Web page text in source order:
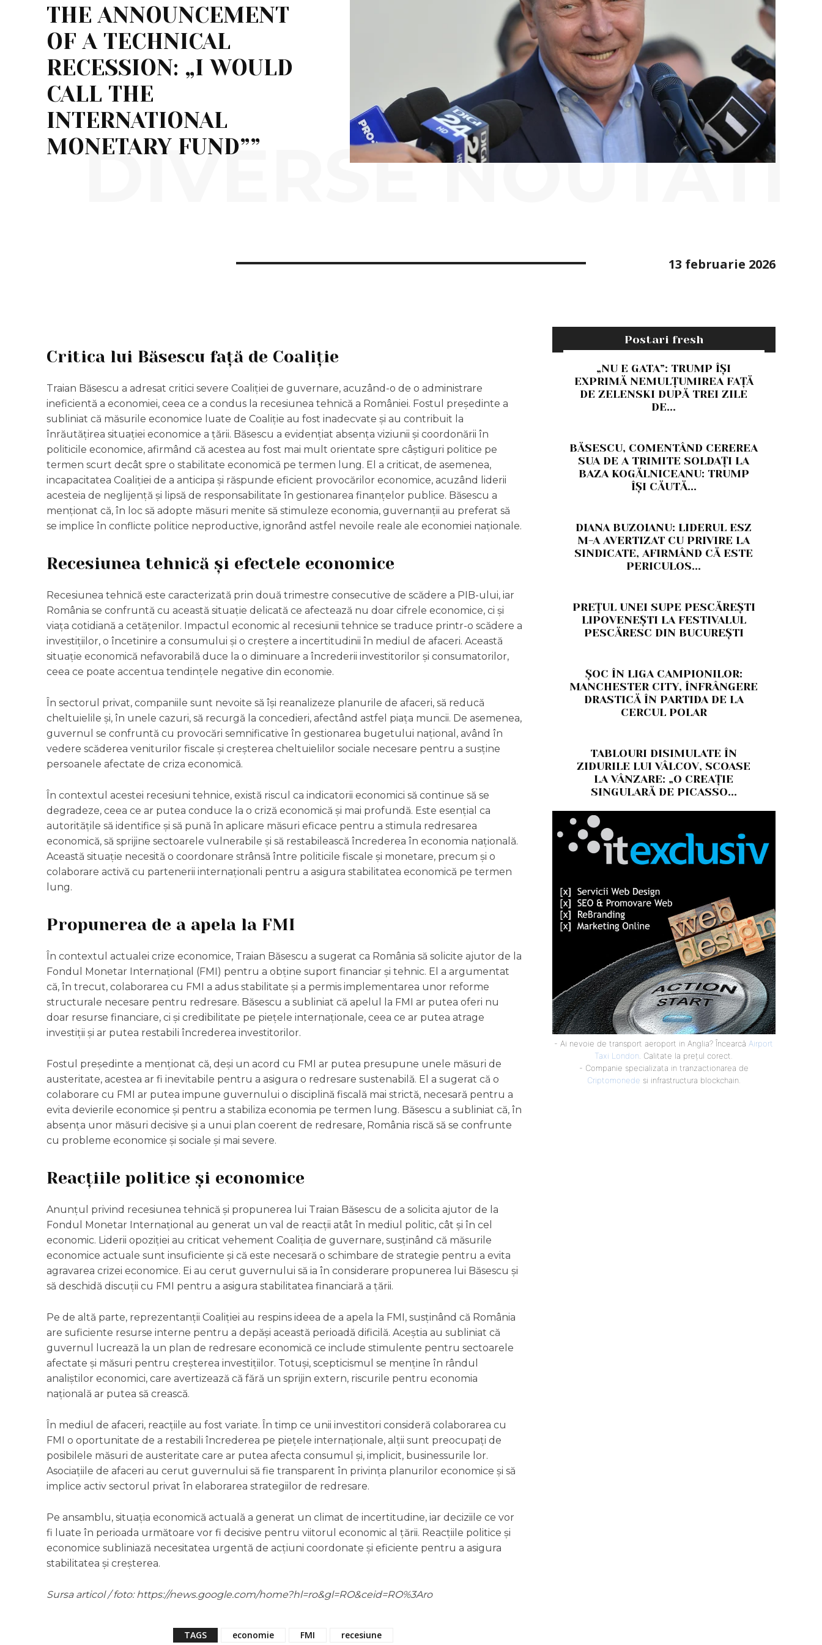
THE ANNOUNCEMENT
OF A TECHNICAL
RECESSION: „I WOULD
CALL THE
INTERNATIONAL
MONETARY FUND””
DIVERSE NOUTATI
13 februarie 2026
Critica lui Băsescu față de Coaliție
Traian Băsescu a adresat critici severe Coaliției de guvernare, acuzând-o de o administrare
ineficientă a economiei, ceea ce a condus la recesiunea tehnică a României. Fostul președinte a
subliniat că măsurile economice luate de Coaliție au fost inadecvate și au contribuit la
înrăutățirea situației economice a țării. Băsescu a evidențiat absența viziunii și coordonării în
politicile economice, afirmând că acestea au fost mai mult orientate spre câștiguri politice pe
termen scurt decât spre o stabilitate economică pe termen lung. El a criticat, de asemenea,
incapacitatea Coaliției de a anticipa și răspunde eficient provocărilor economice, acuzând liderii
acesteia de neglijență și lipsă de responsabilitate în gestionarea finanțelor publice. Băsescu a
menționat că, în loc să adopte măsuri menite să stimuleze economia, guvernanții au preferat să
se implice în conflicte politice neproductive, ignorând astfel nevoile reale ale economiei naționale.
Recesiunea tehnică și efectele economice
Recesiunea tehnică este caracterizată prin două trimestre consecutive de scădere a PIB-ului, iar
România se confruntă cu această situație delicată ce afectează nu doar cifrele economice, ci și
viața cotidiană a cetățenilor. Impactul economic al recesiunii tehnice se traduce printr-o scădere a
investițiilor, o încetinire a consumului și o creștere a incertitudinii în mediul de afaceri. Această
situație economică nefavorabilă duce la o diminuare a încrederii investitorilor și consumatorilor,
ceea ce poate accentua tendințele negative din economie.
În sectorul privat, companiile sunt nevoite să își reanalizeze planurile de afaceri, să reducă
cheltuielile și, în unele cazuri, să recurgă la concedieri, afectând astfel piața muncii. De asemenea,
guvernul se confruntă cu provocări semnificative în gestionarea bugetului național, având în
vedere scăderea veniturilor fiscale și creșterea cheltuielilor sociale necesare pentru a susține
persoanele afectate de criza economică.
În contextul acestei recesiuni tehnice, există riscul ca indicatorii economici să continue să se
degradeze, ceea ce ar putea conduce la o criză economică și mai profundă. Este esențial ca
autoritățile să identifice și să pună în aplicare măsuri eficace pentru a stimula redresarea
economică, să sprijine sectoarele vulnerabile și să restabilească încrederea în economia națională.
Această situație necesită o coordonare strânsă între politicile fiscale și monetare, precum și o
colaborare activă cu partenerii internaționali pentru a asigura stabilitatea economică pe termen
lung.
Propunerea de a apela la FMI
În contextul actualei crize economice, Traian Băsescu a sugerat ca România să solicite ajutor de la
Fondul Monetar Internațional (FMI) pentru a obține suport financiar și tehnic. El a argumentat
că, în trecut, colaborarea cu FMI a adus stabilitate și a permis implementarea unor reforme
structurale necesare pentru redresare. Băsescu a subliniat că apelul la FMI ar putea oferi nu
doar resurse financiare, ci și credibilitate pe piețele internaționale, ceea ce ar putea atrage
investiții și ar putea restabili încrederea investitorilor.
Fostul președinte a menționat că, deși un acord cu FMI ar putea presupune unele măsuri de
austeritate, acestea ar fi inevitabile pentru a asigura o redresare sustenabilă. El a sugerat că o
colaborare cu FMI ar putea impune guvernului o disciplină fiscală mai strictă, necesară pentru a
evita devierile economice și pentru a stabiliza economia pe termen lung. Băsescu a subliniat că, în
absența unor măsuri decisive și a unui plan coerent de redresare, România riscă să se confrunte
cu probleme economice și sociale și mai severe.
Reacțiile politice și economice
Anunțul privind recesiunea tehnică și propunerea lui Traian Băsescu de a solicita ajutor de la
Fondul Monetar Internațional au generat un val de reacții atât în mediul politic, cât și în cel
economic. Liderii opoziției au criticat vehement Coaliția de guvernare, susținând că măsurile
economice actuale sunt insuficiente și că este necesară o schimbare de strategie pentru a evita
agravarea crizei economice. Ei au cerut guvernului să ia în considerare propunerea lui Băsescu și
să deschidă discuții cu FMI pentru a asigura stabilitatea financiară a țării.
Pe de altă parte, reprezentanții Coaliției au respins ideea de a apela la FMI, susținând că România
are suficiente resurse interne pentru a depăși această perioadă dificilă. Aceștia au subliniat că
guvernul lucrează la un plan de redresare economică ce include stimulente pentru sectoarele
afectate și măsuri pentru creșterea investițiilor. Totuși, scepticismul se menține în rândul
analiștilor economici, care avertizează că fără un sprijin extern, riscurile pentru economia
națională ar putea să crească.
În mediul de afaceri, reacțiile au fost variate. În timp ce unii investitori consideră colaborarea cu
FMI o oportunitate de a restabili încrederea pe piețele internaționale, alții sunt preocupați de
posibilele măsuri de austeritate care ar putea afecta consumul și, implicit, businessurile lor.
Asociațiile de afaceri au cerut guvernului să fie transparent în privința planurilor economice și să
implice activ sectorul privat în elaborarea strategiilor de redresare.
Pe ansamblu, situația economică actuală a generat un climat de incertitudine, iar deciziile ce vor
fi luate în perioada următoare vor fi decisive pentru viitorul economic al țării. Reacțiile politice și
economice subliniază necesitatea urgentă de acțiuni coordonate și eficiente pentru a asigura
stabilitatea și creșterea.
Sursa articol / foto: https://news.google.com/home?hl=ro&gl=RO&ceid=RO%3Aro
TAGS economie FMI recesiune
Postari fresh
„NU E GATA”: TRUMP ÎȘI
EXPRIMĂ NEMULȚUMIREA FAȚĂ
DE ZELENSKI DUPĂ TREI ZILE
DE...
BĂSESCU, COMENTÂND CEREREA
SUA DE A TRIMITE SOLDAȚI LA
BAZA KOGĂLNICEANU: TRUMP
ÎȘI CĂUTĂ...
DIANA BUZOIANU: LIDERUL ESZ
M-A AVERTIZAT CU PRIVIRE LA
SINDICATE, AFIRMÂND CĂ ESTE
PERICULOS...
PREȚUL UNEI SUPE PESCĂREȘTI
LIPOVENEȘTI LA FESTIVALUL
PESCĂRESC DIN BUCUREȘTI
ȘOC ÎN LIGA CAMPIONILOR:
MANCHESTER CITY, ÎNFRÂNGERE
DRASTICĂ ÎN PARTIDA DE LA
CERCUL POLAR
TABLOURI DISIMULATE ÎN
ZIDURILE LUI VÂLCOV, SCOASE
LA VÂNZARE: „O CREAȚIE
SINGULARĂ DE PICASSO...
- Ai nevoie de transport aeroport in Anglia? ÎncearcăAirport
Taxi London. Calitate la prețul corect.
- Companie specializata in tranzactionarea de
Criptomonede si infrastructura blockchain.